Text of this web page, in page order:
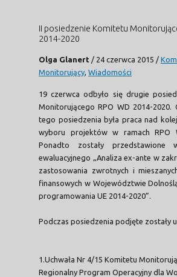
II posiedzenie Komitetu
2014-2020
Olga Glanert / 24 czerwca 2015 /
Monitorujący Wiadomości
19 czerwca odbyło się drugie
Monitorującego RPO WD 2014-2020.
tego posiedzenia była praca nad
wyboru projektów w ramach RPO
Ponadto zostały przedstawione
ewaluacyjnego „Analiza ex-ante w
zastosowania zwrotnych i
finansowych w Województwie
programowania UE 2014-2020”.
Podczas posiedzenia podjęte zostały
1.Uchwała Nr 4/15 Komitetu
Regionalny Program Operacyjny dla